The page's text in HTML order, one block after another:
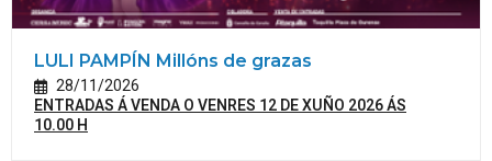
LULI PAMPÍN Millóns de grazas
28/11/2026
ENTRADAS Á VENDA O VENRES 12 DE XUÑO 2026 ÁS
10.00 H